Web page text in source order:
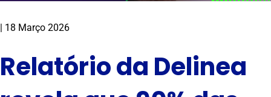
| 18 Março 2026
Relatório da Delinea